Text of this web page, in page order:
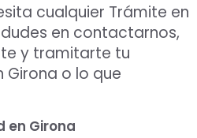
cualquier Trámite en
en contactarnos,
y tramitarte tu
Girona o lo que
en Girona